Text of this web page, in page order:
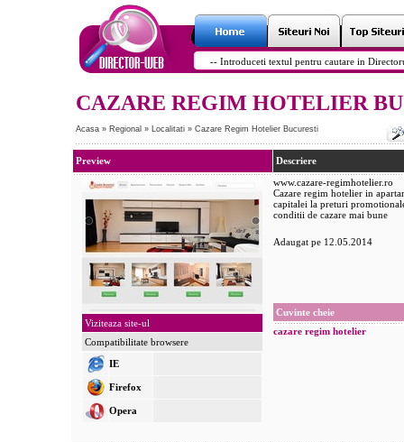
CAZARE REGIM HOTELIER
Acasa » Regional » Localitati » Cazare Regim Hotelier Bucuresti
Preview
Viziteaza site-ul
Compatibilitate browsere
IE
Firefox
Opera
Descriere
www.cazare-regimhotelier.ro
Cazare regim hotelier in
capitalei la preturi
conditii de cazare mai bune
Adaugat pe 12.05.2014
Cuvinte cheie
cazare regim hotelier